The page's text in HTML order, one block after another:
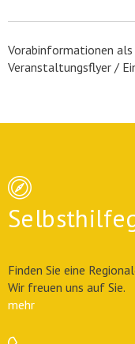
Vorabinformationen als
Veranstaltungsflyer /
Finden Sie eine
Wir freuen uns auf Sie.
mehr